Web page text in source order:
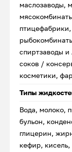
маслозаводы,
спиртзаводы и
соков /
косметики,
Типы
Вода, молоко,
бульон,
глицерин,
кефир, кисель,